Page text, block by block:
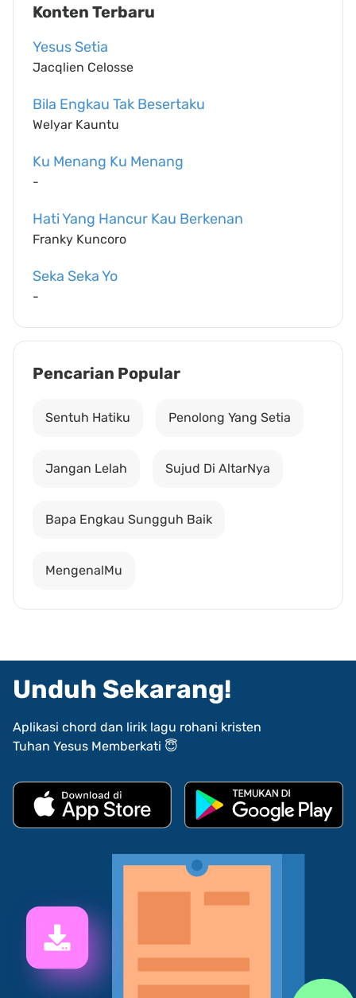
Konten Terbaru
Yesus Setia
Jacqlien Celosse
Bila Engkau Tak Besertaku
Welyar Kauntu
Ku Menang Ku Menang
-
Hati Yang Hancur Kau Berkenan
Franky Kuncoro
Seka Seka Yo
-
Pencarian Popular
Sentuh Hatiku Penolong Yang Setia
Jangan Lelah Sujud Di AltarNya
Bapa Engkau Sungguh Baik
MengenalMu
Unduh Sekarang!
Aplikasi chord dan lirik lagu rohani kristen
Tuhan Yesus Memberkati 😇